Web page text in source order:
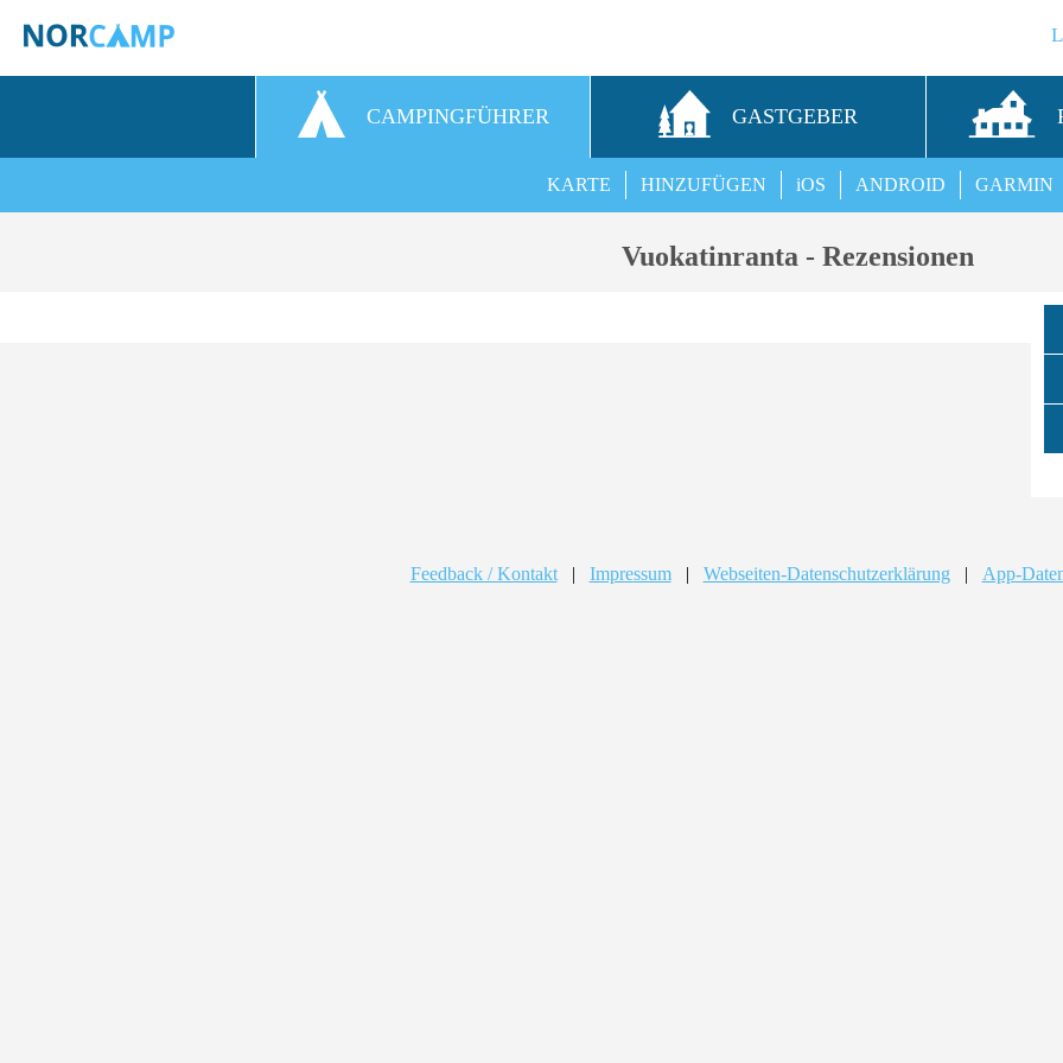
CAMPINGFÜHRER GASTGEBER
GARMIN
ANDROID
iOS
HINZUFÜGEN
KARTE
Vuokatinranta - Rezensionen
Feedback / Kontakt | Impressum | Webseiten-Datenschutzerklärung | App-